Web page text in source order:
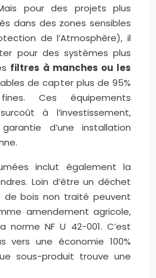
pour des projets plus
dans des zones sensibles
de l’Atmosphère), il
pour des systèmes plus
filtres à manches ou les
de capter plus de 95%
Ces équipements
à l’investissement,
d’une installation
inclut également la
Loin d’être un déchet
de bois non traité peuvent
amendement agricole,
NF U 42-001. C’est
vers une économie 100%
sous-produit trouve une